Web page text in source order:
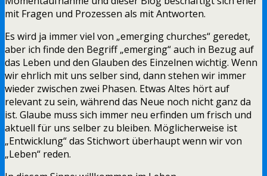
mit Fragen und Prozessen als mit Antworten.
Es wird ja immer viel von „emerging churches“ geredet,
aber ich finde den Begriff „emerging“ auch in Bezug auf
das Leben und den Glauben des Einzelnen wichtig. Wenn
wir ehrlich mit uns selber sind, dann stehen wir immer
wieder zwischen zwei Phasen. Etwas Altes hört auf
relevant zu sein, während das Neue noch nicht ganz da
ist. Glaube muss sich immer neu erfinden um frisch und
aktuell für uns selber zu bleiben. Möglicherweise ist
„Entwicklung“ das Stichwort überhaupt wenn wir von
„Leben“ reden.